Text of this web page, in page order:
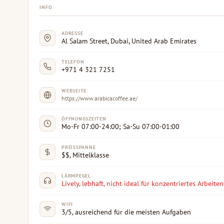
INFO
ADRESSE
Al Salam Street, Dubai, United Arab Emirates
TELEFON
+971 4 321 7251
WEBSEITE
https://www.arabicacoffee.ae/
ÖFFNUNGSZEITEN
Mo-Fr 07:00-24:00; Sa-Su 07:00-01:00
PREISSPANNE
$$, Mittelklasse
LÄRMPEGEL
Lively, lebhaft, nicht ideal für konzentriertes Arbeiten
WIFI
3/5, ausreichend für die meisten Aufgaben